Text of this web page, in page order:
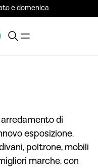
e domenica
arredamento di
esposizione.
poltrone, mobili
marche, con